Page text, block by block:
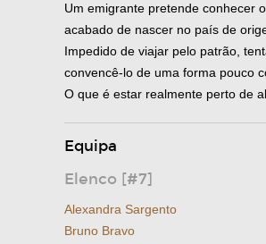
Um emigrante pretende conhecer o
acabado de nascer no país de
Impedido de viajar pelo patrão,
convencê-lo de uma forma pouco
O que é estar realmente perto de
Equipa
Elenco [#7]
Alexandra Sargento
Bruno Bravo